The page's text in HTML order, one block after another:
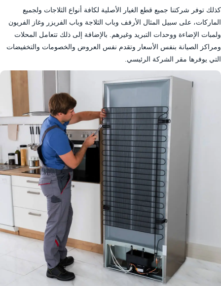
كذلك توفر شركتنا جميع قطع الغيار الأصلية لكافة أنواع الثلاجات ولجميع
الماركات، على سبيل المثال الأرفف وباب الثلاجة وباب الفريزر وغاز الفريون
ولمبات الإضاءة ووحدات التبريد وغيرهم. بالإضافة إلى ذلك تتعامل المحلات
ومراكز الصيانة بنفس الأسعار وتقدم نفس العروض والخصومات والتخفيضات
التي يوفرها مقر الشركة الرئيسي.